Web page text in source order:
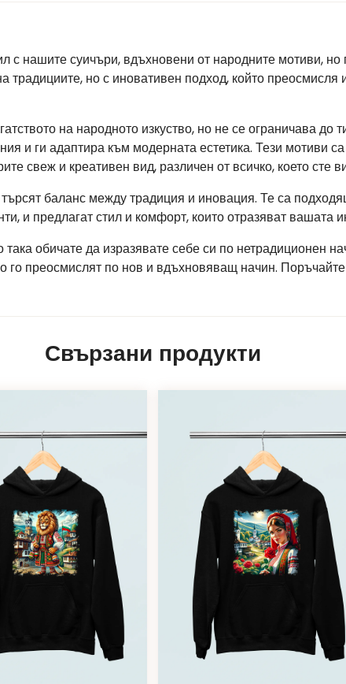
с нашите суичъри, вдъхновени от народните мотиви,
но с иновативен подход, който преосмисля
на народното изкуство, но не се ограничава до
и ги адаптира към модерната естетика. Тези мотиви
свеж и креативен вид, различен от всичко, което сте
баланс между традиция и иновация. Те са
и предлагат стил и комфорт, които отразяват вашата
обичате да изразявате себе си по нетрадиционен
го преосмислят по нов и вдъхновяващ начин.
Свързани продукти